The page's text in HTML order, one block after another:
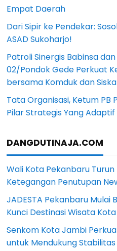
Empat Daerah
Dari Sipir ke Pendekar:
ASAD Sukoharjo!
Patroli Sinergis Babinsa
02/Pondok Gede Perkuat
bersama Komduk dan
Tata Organisasi, Ketum PB
Pilar Strategis Yang Adaptif
DANGDUTINAJA.COM
Wali Kota Pekanbaru
Ketegangan Penutupan
JADESTA Pekanbaru Mulai
Kunci Destinasi Wisata Kota
Senkom Kota Jambi
untuk Mendukung